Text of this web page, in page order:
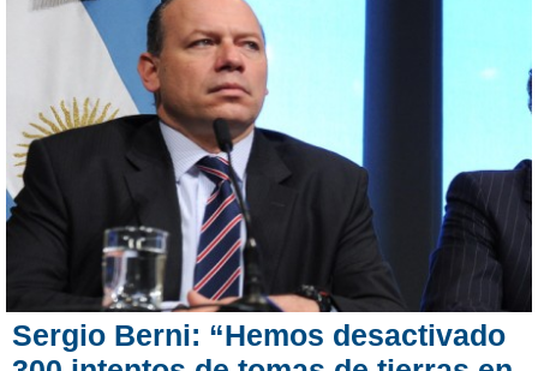
Sergio Berni: “Hemos desactivado